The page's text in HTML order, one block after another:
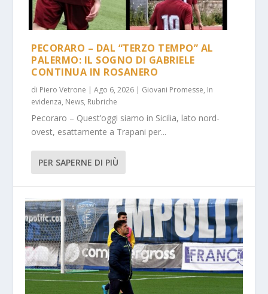
PECORARO – DAL “TERZO TEMPO” AL
PALERMO: IL SOGNO DI GABRIELE
CONTINUA IN ROSANERO
di Piero Vetrone |Ago 6, 2026 | Giovani Promesse, In
evidenza, News, Rubriche
Pecoraro – Quest’oggi siamo in Sicilia, lato nord-
ovest, esattamente a Trapani per...
PER SAPERNE DI PIÙ